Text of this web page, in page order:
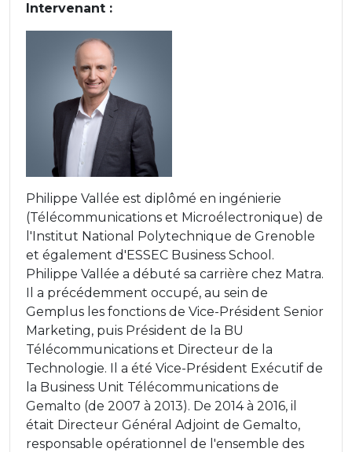
Intervenant :
Philippe Vallée est diplômé en ingénierie
(Télécommunications et Microélectronique) de
l'Institut National Polytechnique de Grenoble
et également d'ESSEC Business School​.
Philippe Vallée a débuté sa carrière chez Matra.
Il a précédemment occupé, au sein de
Gemplus les fonctions de Vice-Président Senior
Marketing, puis Président de la BU
Télécommunications et Directeur de la
Technologie. Il a été Vice-Président Exécutif de
la Business Unit Télécommunications de
Gemalto (de 2007 à 2013). De 2014 à 2016, il
était Directeur Général Adjoint de Gemalto,
responsable opérationnel de l'ensemble des